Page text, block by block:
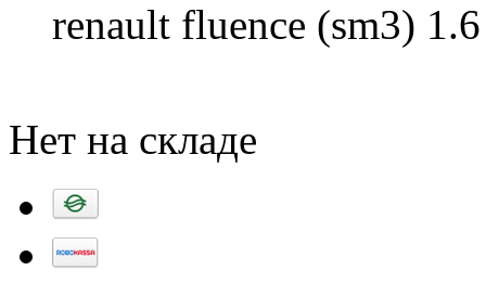
renault fluence (sm3) 1.6
Нет на складе